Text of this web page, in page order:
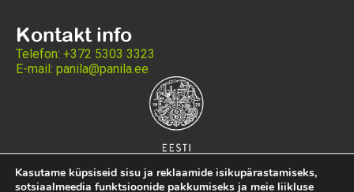
Kontakt info
Telefon: +372 5303 3323
E-mail: panila@panila.ee
Kasutame küpsiseid sisu ja reklaamide isikupärastamiseks,
sotsiaalmeedia funktsioonide pakkumiseks ja meie liikluse